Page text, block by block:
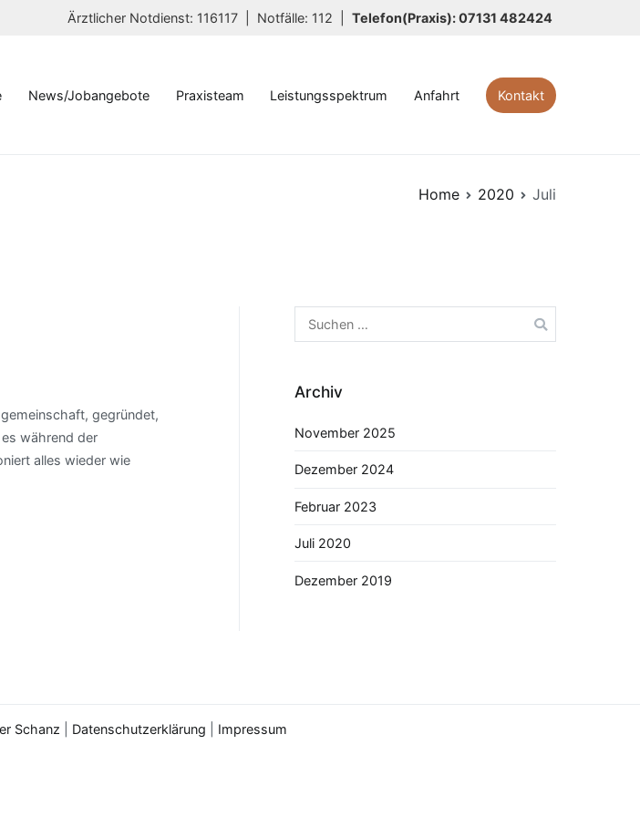
Ärztlicher Notdienst: 116117 | Notfälle: 112 | Telefon(Praxis): 07131 482424
News/Jobangebote Praxisteam Leistungsspektrum Anfahrt Kontakt
Home 2020 Juli
gegründet,
während der
alles wieder wie
Suchen
nach:
Archiv
November 2025
Dezember 2024
Februar 2023
Juli 2020
Dezember 2019
Schanz Datenschutzerklärung Impressum